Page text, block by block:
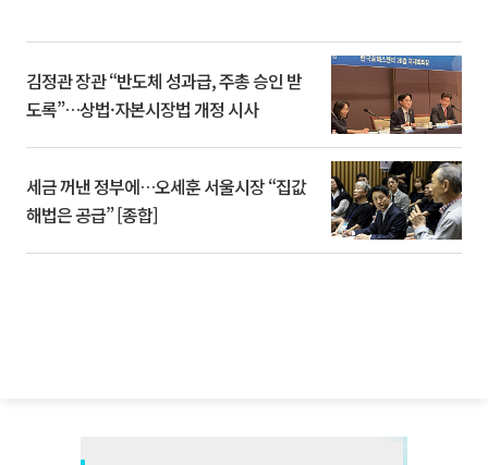
김정관 장관 “반도체 성과급, 주총 승인 받
도록”…상법·자본시장법 개정 시사
세금 꺼낸 정부에…오세훈 서울시장 “집값
해법은 공급” [종합]